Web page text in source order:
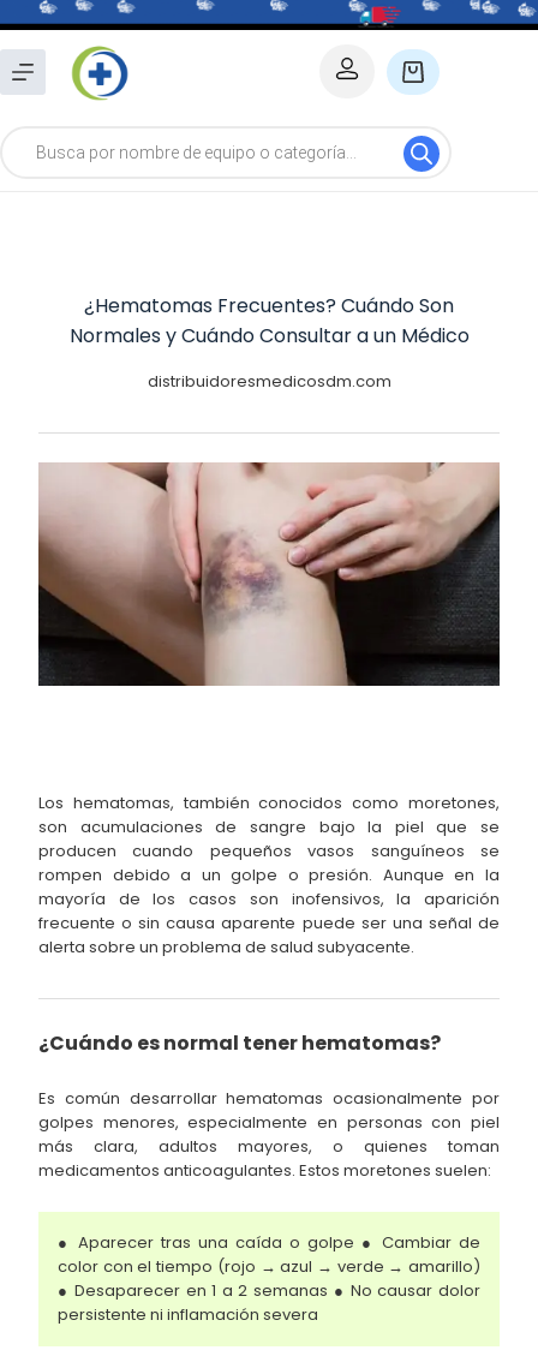
Saltar
al
contenido
Carro
compra
¿Hematomas Frecuentes? Cuándo Son
Normales y Cuándo Consultar a un Médico
distribuidoresmedicosdm.com
Los hematomas, también conocidos como moretones,
son acumulaciones de sangre bajo la piel que se
producen cuando pequeños vasos sanguíneos se
rompen debido a un golpe o presión. Aunque en la
mayoría de los casos son inofensivos, la aparición
frecuente o sin causa aparente puede ser una señal de
alerta sobre un problema de salud subyacente.
¿Cuándo es normal tener hematomas?
Es común desarrollar hematomas ocasionalmente por
golpes menores, especialmente en personas con piel
más clara, adultos mayores, o quienes toman
medicamentos anticoagulantes. Estos moretones suelen:
● Aparecer tras una caída o golpe ● Cambiar de
color con el tiempo (rojo → azul → verde → amarillo)
● Desaparecer en 1 a 2 semanas ● No causar dolor
persistente ni inflamación severa